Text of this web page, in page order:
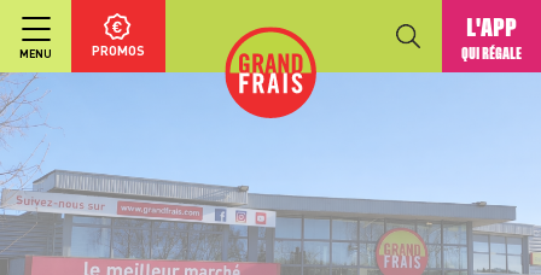
MENU PROMOS
L'APP
QUI RÉGALE